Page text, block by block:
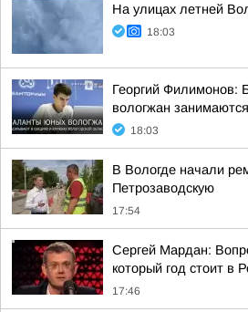
На улицах летней
18:03
Георгий Филимонов:
вологжан
18:03
В Вологде начали
Петрозаводскую
17:54
Сергей Мардан:
который год стоит в
17:46